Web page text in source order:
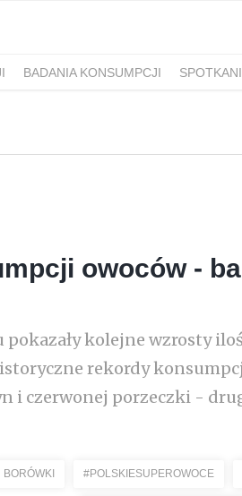
BADANIA KONSUMPCJI
owoców -
kolejne wzrosty
rekordy
i czerwonej porzeczki -
BORÓWKI #POLSKIESUPEROWOCE